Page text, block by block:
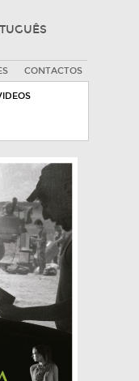
CONTACTOS